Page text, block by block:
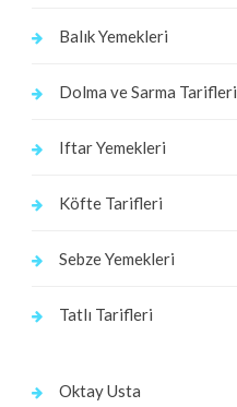
Balık Yemekleri
Dolma ve Sarma Tarifleri
Iftar Yemekleri
Köfte Tarifleri
Sebze Yemekleri
Tatlı Tarifleri
Oktay Usta